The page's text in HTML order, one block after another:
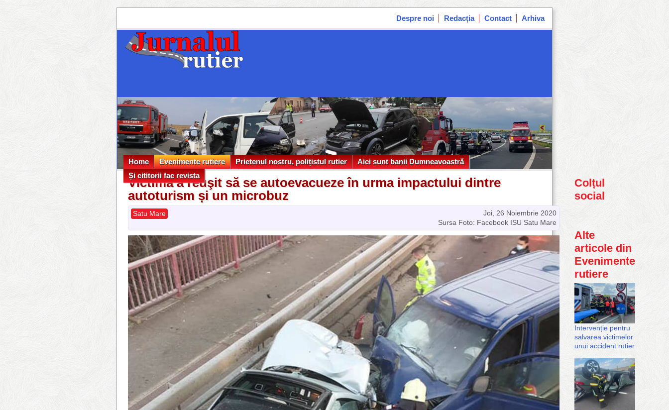
Despre noi Redacția Contact Arhiva
Home Evenimente rutiere
Evenimente rutiere
Prietenul nostru, polițistul rutier
Prietenul nostru, polițistul rutier
Aici sunt banii Dumneavoastră
Și cititorii fac revista
Și cititorii fac revista
Victima a reuşit să se autoevacueze în urma impactului dintre
autoturism și un microbuz
Joi, 26 Noiembrie 2020
Satu Mare
Sursa Foto: Facebook ISU Satu Mare
Colțul
social
Alte
articole din
Evenimente
rutiere
Intervenție pentru
salvarea victimelor
unui accident rutier